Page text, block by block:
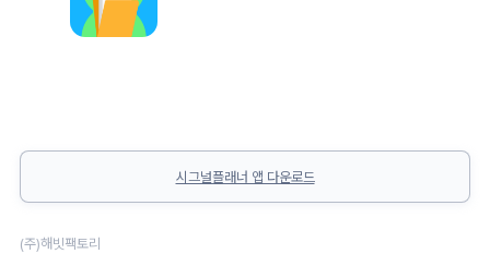
시그널플래너 앱 다운로드
(주)해빗팩토리